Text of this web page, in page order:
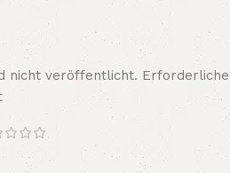
nicht veröffentlicht. Erforderliche